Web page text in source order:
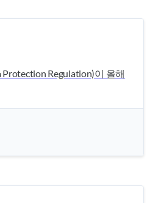
Regulation)이 올해